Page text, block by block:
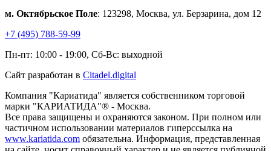
м. Октябрьское Поле: 123298, Москва, ул. Берзарина, дом 12
+7 (495) 788-59-99
Пн-пт: 10:00 - 19:00, Сб-Вс: выходной
Сайт разработан в Citadel.digital
Компания "Кариатида" является собственником торговой
марки "КАРИАТИДА"® - Москва.
Все права защищены и охраняются законом. При полном или
частичном использовании материалов гиперссылка на
www.kariatida.com обязательна. Информация, представленная